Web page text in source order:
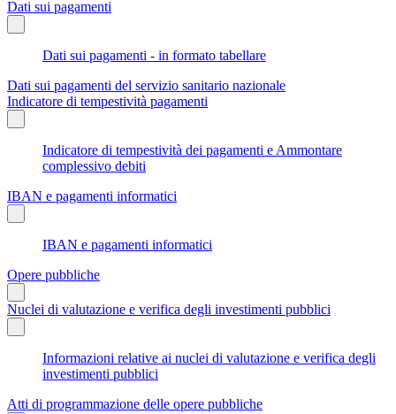
Dati sui pagamenti
Dati sui pagamenti - in formato tabellare
Dati sui pagamenti del servizio sanitario nazionale
Indicatore di tempestività pagamenti
Indicatore di tempestività dei pagamenti e Ammontare
complessivo debiti
IBAN e pagamenti informatici
IBAN e pagamenti informatici
Opere pubbliche
Nuclei di valutazione e verifica degli investimenti pubblici
Informazioni relative ai nuclei di valutazione e verifica degli
investimenti pubblici
Atti di programmazione delle opere pubbliche